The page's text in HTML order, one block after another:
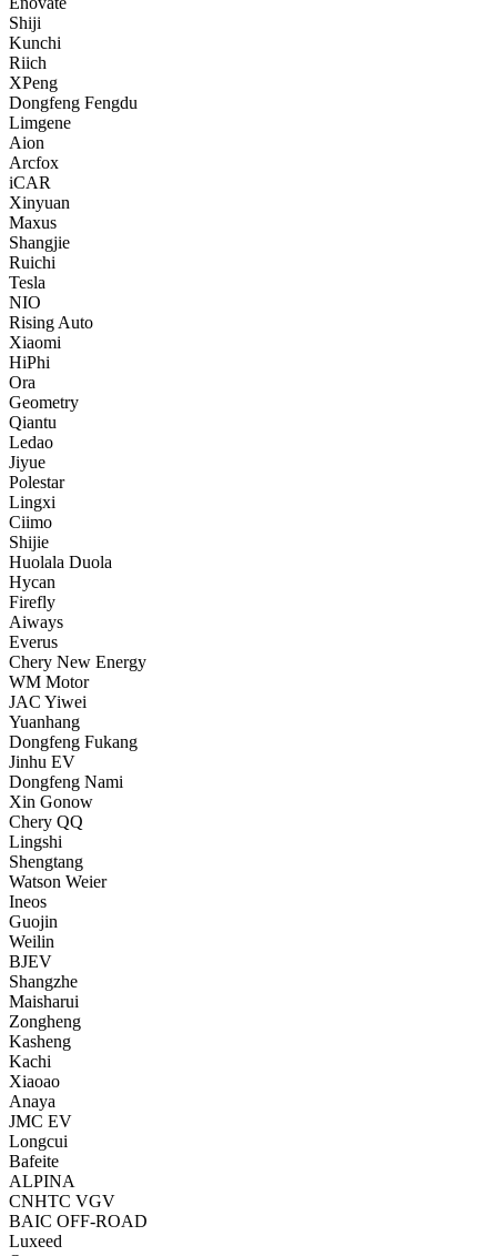
Shiji
Kunchi
Riich
XPeng
Dongfeng Fengdu
Limgene
Aion
Arcfox
iCAR
Xinyuan
Maxus
Shangjie
Ruichi
Tesla
NIO
Rising Auto
Xiaomi
HiPhi
Ora
Geometry
Qiantu
Ledao
Jiyue
Polestar
Lingxi
Ciimo
Shijie
Huolala Duola
Hycan
Firefly
Aiways
Everus
Chery New Energy
WM Motor
JAC Yiwei
Yuanhang
Dongfeng Fukang
Jinhu EV
Dongfeng Nami
Xin Gonow
Chery QQ
Lingshi
Shengtang
Watson Weier
Ineos
Guojin
Weilin
BJEV
Shangzhe
Maisharui
Zongheng
Kasheng
Kachi
Xiaoao
Anaya
JMC EV
Longcui
Bafeite
ALPINA
CNHTC VGV
BAIC OFF-ROAD
Luxeed